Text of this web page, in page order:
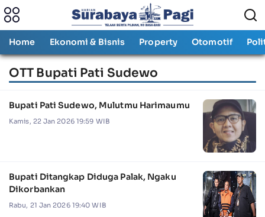
Home Ekonomi & Bisnis Property Otomotif
OTT Bupati Pati Sudewo
Bupati Pati Sudewo, Mulutmu Harimaumu
Kamis, 22 Jan 2026 19:59 WIB
Bupati Ditangkap Diduga Palak, Ngaku
Dikorbankan
Rabu, 21 Jan 2026 19:40 WIB